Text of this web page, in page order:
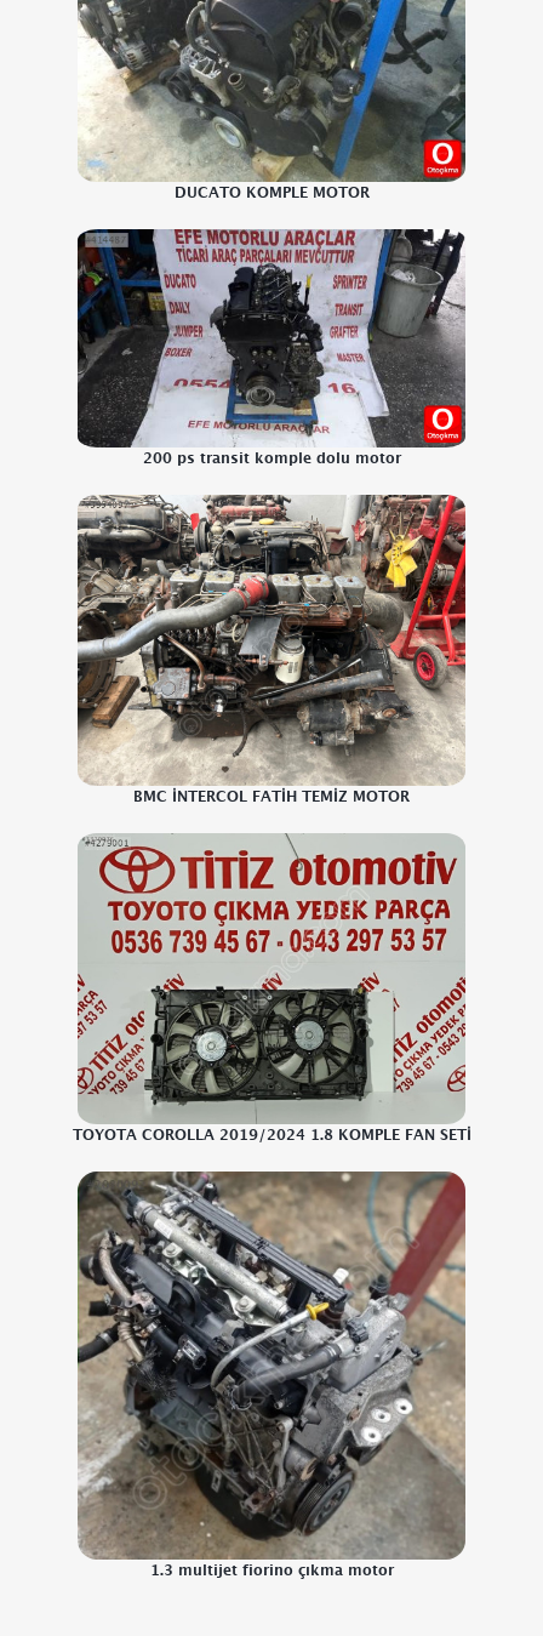
DUCATO KOMPLE MOTOR
200 ps transit komple dolu motor
BMC İNTERCOL FATİH TEMİZ MOTOR
TOYOTA COROLLA 2019/2024 1.8 KOMPLE FAN SETİ
1.3 multijet fiorino çıkma motor